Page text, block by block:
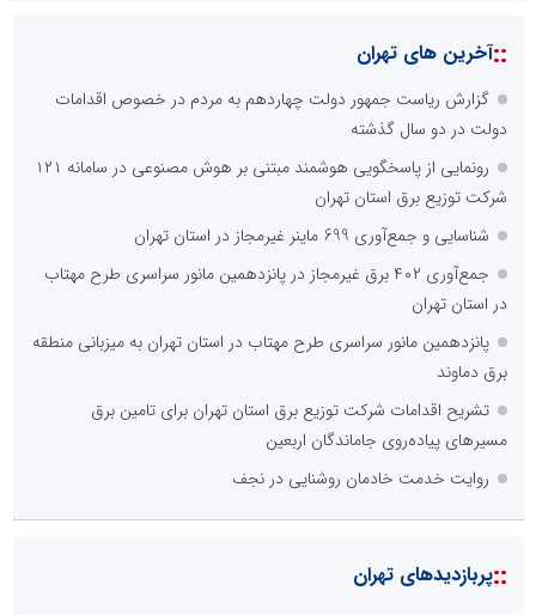
::آخرین های تهران
گزارش ریاست جمهور دولت چهاردهم به مردم در خصوص اقدامات
دولت در دو سال گذشته
رونمایی از پاسخگویی هوشمند مبتنی بر هوش مصنوعی در سامانه ۱۲۱
شرکت توزیع برق استان تهران
شناسایی و جمع‌آوری 699 ماینر غیرمجاز در استان تهران
جمع‌آوری ۴۰۲ برق غیرمجاز در پانزدهمین مانور سراسری طرح مهتاب
در استان تهران
پانزدهمین مانور سراسری طرح مهتاب در استان تهران به میزبانی منطقه
برق دماوند
تشریح اقدامات شرکت توزیع برق استان تهران برای تامین برق
مسیرهای پیاده‌روی جاماندگان اربعین
روایت خدمت خادمان روشنایی در نجف
::پربازدیدهای تهران